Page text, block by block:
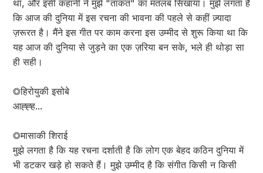
था, और इसी कहानी ने मुझे "ताकत" का मतलब सिखाया। मुझे लगता है
कि आज की दुनिया में इस रचना की भावना की पहले से कहीं ज़्यादा
ज़रूरत है। मैंने इस गीत पर काम करना इस उम्मीद से शुरू किया था कि
यह आज की दुनिया से जुड़ने का एक ज़रिया बन सके, भले ही थोड़ा सा
ही सही।
◎हिरोयुकी इसोबे
आह्ह्ह...
◎मासाकी शिराई
मुझे लगता है कि यह रचना दर्शाती है कि लोग एक बेहद कठिन दुनिया में
भी डटकर खड़े हो सकते हैं। मुझे उम्मीद है कि संगीत किसी न किसी